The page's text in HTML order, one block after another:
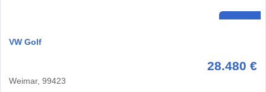
VW Golf
28.480 €
Weimar, 99423